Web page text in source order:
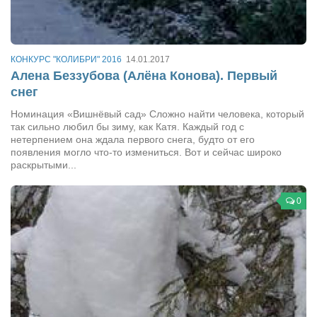
Косметологическое отделение КП Сумская
городская клиническая больница №4
Оптика — Медтехника
Тенториум -центр независимых дистрибьюторов
«Винегрет» — демократичный ресторан
«ЧАЙ — КАВА» магазин — кафе
«CYCLE GARAGE» — магазин велосипедов
«Книголюб» — супермаркет
МАГАЗИН СТИХОВ НА ЗАКАЗ
«Павел» — магазин мужской одежды
КОНКУРС "КОЛИБРИ" 2016 14.01.2017
Алена Беззубова (Алёна Конова). Первый
снег
Номинация «Вишнёвый сад» Сложно найти человека, который
так сильно любил бы зиму, как Катя. Каждый год с
нетерпением она ждала первого снега, будто от его
появления могло что-то измениться. Вот и сейчас широко
раскрытыми...
0